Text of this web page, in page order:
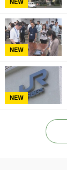
NEW
NEW
NEW